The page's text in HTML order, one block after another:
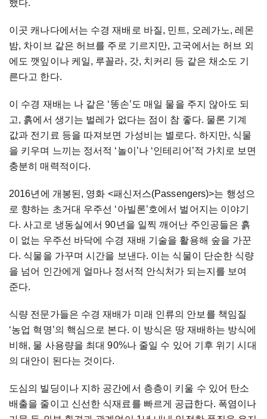
했다.
이곳 캐나다에서는 수경 재배로 바질, 민트, 오레가노, 레몬
밤, 차이브 같은 허브를 주로 기르지만, 고국에서는 허브 외
에도 깻잎이나 케일, 루꼴라, 갓, 치커리 등 같은 채소도 기
른다고 한다.
이 수경 재배는 나 같은 ‘똥손’ 도 매일 물을 주지 않아도 되
고, 흙에서 생기는 벌레가 없다는 점이 참 좋다. 물론 기계
값과 전기료 등을 따져보면 가성비는 별로다. 하지만, 식물
을 키우며 느끼는 정서적 ‘놀이 ’나 ‘인테리어 ’적 가치로 보면
충분히 매력적이다.
2016년에 개봉된 , 영화 <패신저스(Passengers)>는 행성으
로 향하는 초거대 우주선 ‘아빌론’호에서 벌어지는 이야기
다.사고로 냉동실에서 90년을 일찍 깨어난 주인공들은 흙
이
없는 우주선 바닥에 수경 재배 기술을 활용해 숲을 가꾼
다. 식물을 가꾸며 시간을 보낸다. 이는 식물이 단순한 식량
을 넘어 인간에게 얼마나 정서적 안식처가 되는지를 보여
준다.
식량 전문가들은 수경 재배가 미래 인류의 안보를 책임질
‘농업 혁명’의 핵심으로 본다. 이 방식은 땅 재배하는 방식에
비해 , 물 사용량을 최대 90%나 줄일 수 있어 기후 위기
시대
의 대안이 된다는 것이다.
도심의 빌딩이나 지하 공간에서 층층이 키울 수 있어 탄소
배출을 줄이고 신선한 식재료를 빠르게 공급한다. 폭염이나